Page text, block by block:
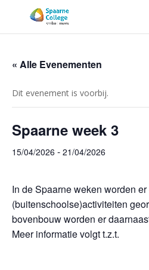
« Alle Evenementen
Dit evenement is voorbij.
Spaarne week 3
15/04/2026 - 21/04/2026
In de Spaarne weken worden
(buitenschoolse)activiteiten
bovenbouw worden er
Meer informatie volgt t.z.t.